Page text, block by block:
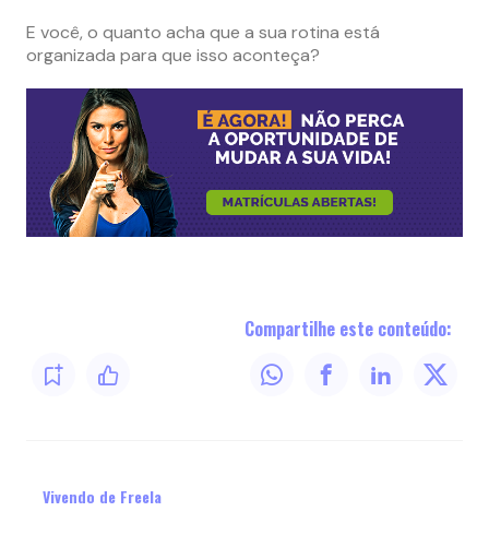
E você, o quanto acha que a sua rotina está
organizada para que isso aconteça?
Compartilhe este conteúdo:
Vivendo de Freela